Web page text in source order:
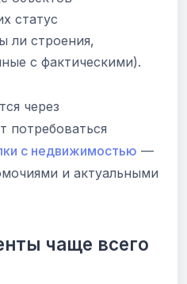
статус
ли строения,
с фактическими).
через
потребоваться
с недвижимостью —
и актуальными
чаще всего